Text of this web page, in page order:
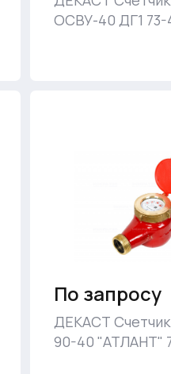
ОСВУ-40 ДГ1 73-
По запросу
ДЕКАСТ
90-40 "АТЛАНТ"